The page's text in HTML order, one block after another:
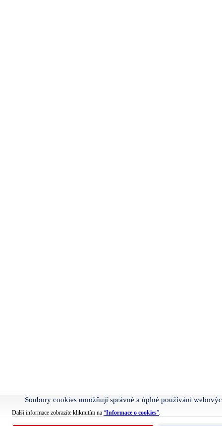
Soubory cookies umožňují správné a úplné používání
Další informace zobrazíte kliknutím na “Informace o cookies”.